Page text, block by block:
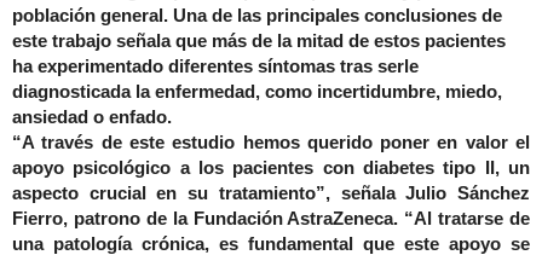
población general. Una de las principales conclusiones de
este trabajo señala que más de la mitad de estos pacientes
ha experimentado diferentes síntomas tras serle
diagnosticada la enfermedad, como incertidumbre, miedo,
ansiedad o enfado.
“A través de este estudio hemos querido poner en valor el
apoyo psicológico a los pacientes con diabetes tipo II, un
aspecto crucial en su tratamiento”, señala Julio Sánchez
Fierro, patrono de la Fundación AstraZeneca. “Al tratarse de
una patología crónica, es fundamental que este apoyo se